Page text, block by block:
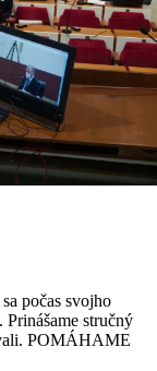
počas svojho
stručný
POMÁHAME